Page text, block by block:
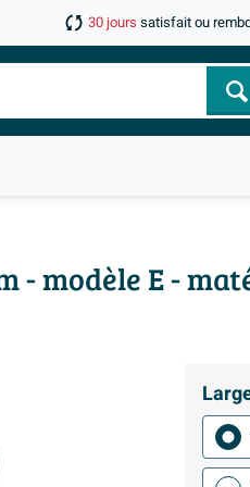
30 jours satisfait ou
- modèle E -